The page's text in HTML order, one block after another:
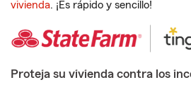
vivienda. ¡Es rápido y sencillo!
Proteja su vivienda contra los